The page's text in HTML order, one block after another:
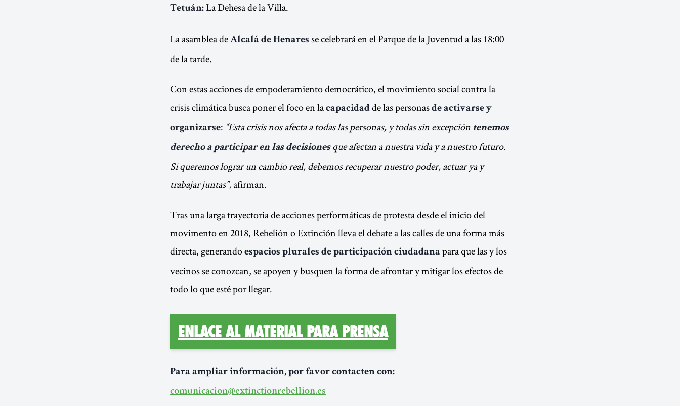
Tetuán: La Dehesa de la Villa.
La asamblea de Alcalá de Henares se celebrará en el Parque de la Juventud a las 18:00
de la tarde.
Con estas acciones de empoderamiento democrático, el movimiento social contra la
crisis climática busca poner el foco en la capacidad de las personas de activarse y
organizarse: “Esta crisis nos afecta a todas las personas, y todas sin excepción tenemos
derecho a participar en las decisionesque afectan a nuestra vida y a nuestro futuro.
Si queremos lograr un cambio real, debemos recuperar nuestro poder, actuar ya y
trabajar juntas”, afirman.
Tras una larga trayectoria de acciones performáticas de protesta desde el inicio del
movimento en 2018, Rebelión o Extinción lleva el debate a las calles de una forma más
directa, generando espacios plurales de participación ciudadana para que las y los
vecinos se conozcan, se apoyen y busquen la forma de afrontar y mitigar los efectos de
todo lo que esté por llegar.
Enlace al material para prensa
Para ampliar información, por favor contacten con:
comunicacion@extinctionrebellion.es